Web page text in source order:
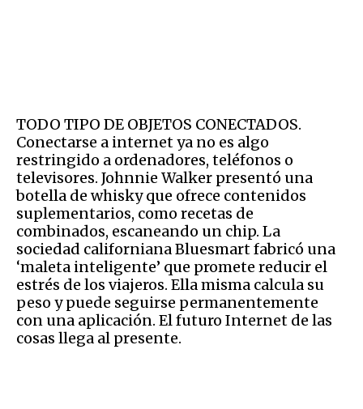
TODO TIPO DE OBJETOS CONECTADOS.
Conectarse a internet ya no es algo
restringido a ordenadores, teléfonos o
televisores. Johnnie Walker presentó una
botella de whisky que ofrece contenidos
suplementarios, como recetas de
combinados, escaneando un chip. La
sociedad californiana Bluesmart fabricó una
‘maleta inteligente’ que promete reducir el
estrés de los viajeros. Ella misma calcula su
peso y puede seguirse permanentemente
con una aplicación. El futuro Internet de las
cosas llega al presente.